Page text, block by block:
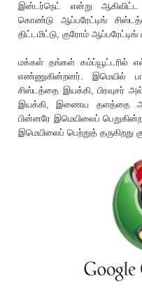
இன்டர்நெட் என்று
கொண்டு ஆப்பரேட்டிங்
திட்டமிட்டு, குரோம்
மக்கள் தங்கள் கம்ப்யூட்டரில்
எண்ணுகின்றனர். இமெயில்
சிஸ்டத்தை இயக்கி, பிரவுசர்
இயக்கி, இணைய தளத்தை
பின்னரே இமெயிலைப்
இமெயிலைப் பெற்றுத் தருகிறது